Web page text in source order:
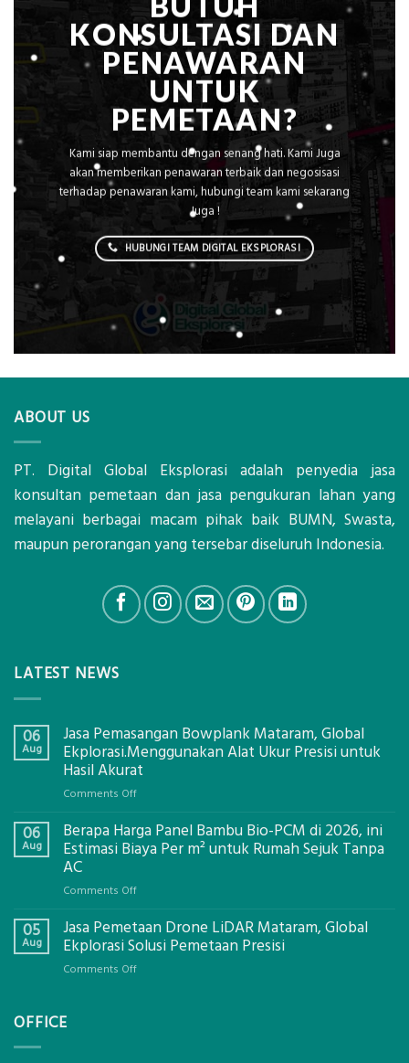
KONSULTASI DAN
PENAWARAN
UNTUK
PEMETAAN?
Kami siap membantu dengan senang hati. Kami Juga
akan memberikan penawaran terbaik dan negosisasi
terhadap penawaran kami, hubungi team kami sekarang
Juga !
HUBUNGI TEAM DIGITAL EKSPLORASI
ABOUT US
PT. Digital Global Eksplorasi adalah penyedia jasa
konsultan pemetaan dan jasa pengukuran lahan yang
melayani berbagai macam pihak baik BUMN, Swasta,
maupun perorangan yang tersebar diseluruh Indonesia.
LATEST NEWS
06
Aug
Jasa Pemasangan Bowplank Mataram, Global
Ekplorasi.Menggunakan Alat Ukur Presisi untuk
Hasil Akurat
Comments Offon
Pemasangan
Bowplank
Ukur
Presisi
untuk
06
Aug
Berapa Harga Panel Bambu Bio-PCM di 2026, ini
Estimasi Biaya Per m² untuk Rumah Sejuk Tanpa
AC
Comments Offon
Harga
Panel
05
Aug
Jasa Pemetaan Drone LiDAR Mataram, Global
Ekplorasi Solusi Pemetaan Presisi
Comments Offon
OFFICE